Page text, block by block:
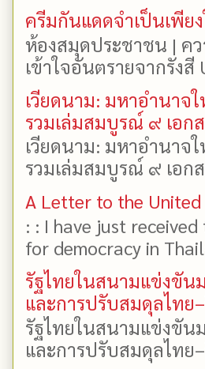
ครีมกันแดดจำเป็นเพียง
ห้องสมุดประชาชน | ค
เข้าใจอันตรายจากรังสี
เวียดนาม: มหาอำนาจ
รวมเล่มสมบูรณ์ ๙ เอก
เวียดนาม: มหาอำนาจ
รวมเล่มสมบูรณ์ ๙ เอกส
A Letter to the
: : I have just
for democracy in
รัฐไทยในสนามแข่งขัน
และการปรับสมดุลไทย
รัฐไทยในสนามแข่งขัน
และการปรับสมดุลไทย